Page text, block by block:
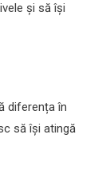
și să își
diferența în
să își atingă